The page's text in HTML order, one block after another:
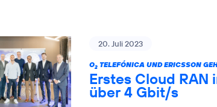
20. Juli 2023
O2 TELEFÓNICA UND ERICSSON
Erstes Cloud RAN
über 4 Gbit/s